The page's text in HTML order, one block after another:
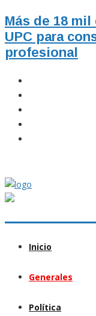
Más de 18
UPC para
profesional
Inicio
Generales
Política